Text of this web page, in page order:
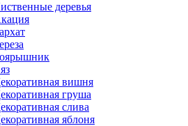
деревья
вишня
груша
слива
яблоня